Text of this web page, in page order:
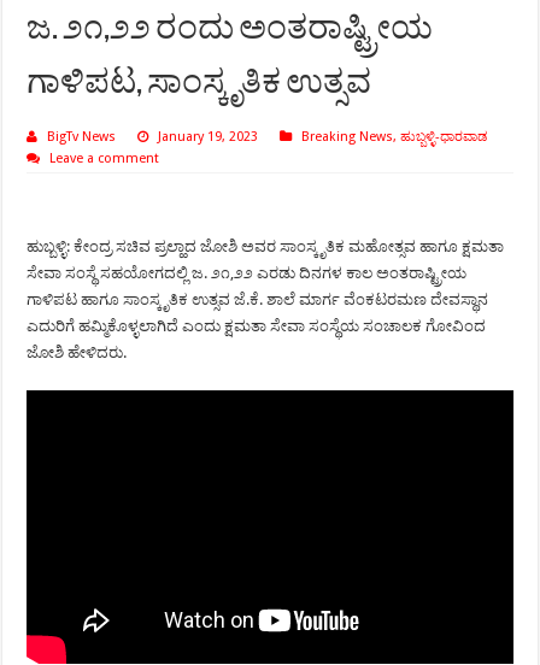
ಜ. ೨೧,೨೨ ರಂದು ಅಂತರಾಷ್ಟ್ರೀಯ
ಗಾಳಿಪಟ, ಸಾಂಸ್ಕೃತಿಕ ಉತ್ಸವ
BigTv News January 19, 2023 Breaking News,ಹುಬ್ಬಳ್ಳಿ-ಧಾರವಾಡ
Leave a comment
ಹುಬ್ಬಳ್ಳಿ: ಕೇಂದ್ರ ಸಚಿವ ಪ್ರಲ್ಹಾದ ಜೋಶಿ ಅವರ ಸಾಂಸ್ಕೃತಿಕ ಮಹೋತ್ಸವ ಹಾಗೂ ಕ್ಷಮತಾ
ಸೇವಾ ಸಂಸ್ಥೆ ಸಹಯೋಗದಲ್ಲಿ ಜ. ೨೧,೨೨ ಎರಡು ದಿನಗಳ ಕಾಲ ಅಂತರಾಷ್ಟ್ರೀಯ
ಗಾಳಿಪಟ ಹಾಗೂ ಸಾಂಸ್ಕೃತಿಕ ಉತ್ಸವ ಜೆ.ಕೆ. ಶಾಲೆ ಮಾರ್ಗ ವೆಂಕಟರಮಣ ದೇವಸ್ಥಾನ
ಎದುರಿಗೆ ಹಮ್ಮಿಕೊಳ್ಳಲಾಗಿದೆ ಎಂದು ಕ್ಷಮತಾ ಸೇವಾ ಸಂಸ್ಥೆಯ ಸಂಚಾಲಕ ಗೋವಿಂದ
ಜೋಶಿ ಹೇಳಿದರು.